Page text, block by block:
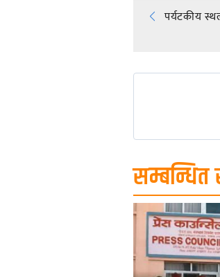
Post
पर्यटकीय
सम्बन्धित